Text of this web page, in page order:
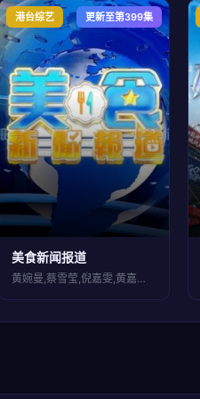
港台综艺 更新至第399集
美食新闻报道
黄婉曼,蔡雪莹,倪嘉雯,黄嘉雯,廖慧仪,